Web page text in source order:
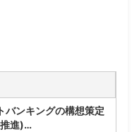
バンキングの構想策定
進)